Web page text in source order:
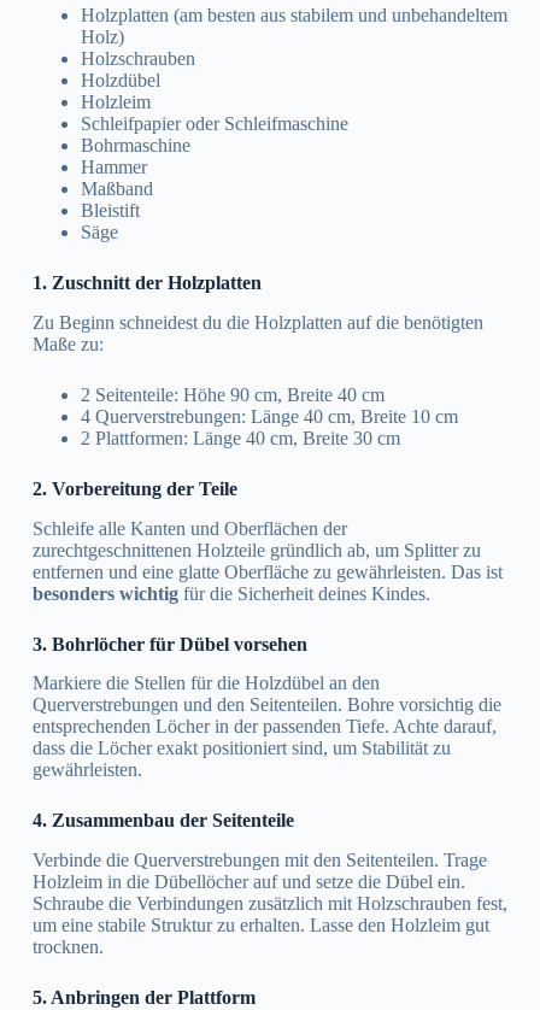
Holzplatten (am besten aus stabilem und unbehandeltem
Holz)
Holzschrauben
Holzdübel
Holzleim
Schleifpapier oder Schleifmaschine
Bohrmaschine
Hammer
Maßband
Bleistift
Säge
1. Zuschnitt der Holzplatten
Zu Beginn schneidest du die Holzplatten auf die benötigten
Maße zu:
2 Seitenteile: Höhe 90 cm, Breite 40 cm
4 Querverstrebungen: Länge 40 cm, Breite 10 cm
2 Plattformen: Länge 40 cm, Breite 30 cm
2. Vorbereitung der Teile
Schleife alle Kanten und Oberflächen der
zurechtgeschnittenen Holzteile gründlich ab, um Splitter zu
entfernen und eine glatte Oberfläche zu gewährleisten. Das ist
besonders wichtigfür die Sicherheit deines Kindes.
3. Bohrlöcher für Dübel vorsehen
Markiere die Stellen für die Holzdübel an den
Querverstrebungen und den Seitenteilen. Bohre vorsichtig die
entsprechenden Löcher in der passenden Tiefe. Achte darauf,
dass die Löcher exakt positioniert sind, um Stabilität zu
gewährleisten.
4. Zusammenbau der Seitenteile
Verbinde die Querverstrebungen mit den Seitenteilen. Trage
Holzleim in die Dübellöcher auf und setze die Dübel ein.
Schraube die Verbindungen zusätzlich mit Holzschrauben fest,
um eine stabile Struktur zu erhalten. Lasse den Holzleim gut
trocknen.
5. Anbringen der Plattform